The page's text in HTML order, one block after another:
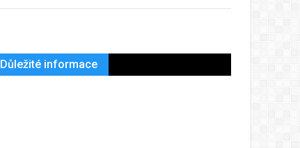
Důležité informace